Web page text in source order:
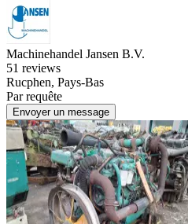
Machinehandel Jansen B.V.
51 reviews
Rucphen, Pays-Bas
Par requête
Envoyer un message